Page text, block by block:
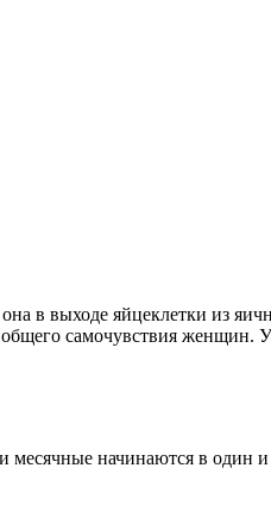
в выходе яйцеклетки из
самочувствия женщин.
начинаются в один и